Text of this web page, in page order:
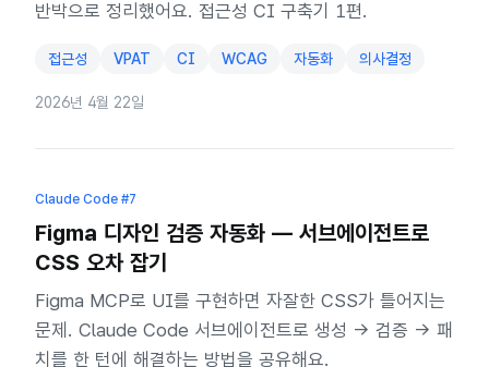
반박으로 정리했어요. 접근성 CI 구축기 1편.
접근성 VPAT CI WCAG 자동화 의사결정
2026년 4월 22일
Claude Code #7
Figma 디자인 검증 자동화 — 서브에이전트로
CSS 오차 잡기
Figma MCP로 UI를 구현하면 자잘한 CSS가 틀어지는
문제. Claude Code 서브에이전트로 생성 → 검증 → 패
치를 한 턴에 해결하는 방법을 공유해요.